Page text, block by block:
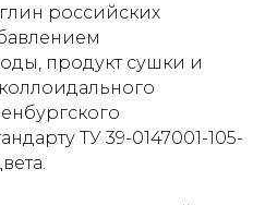
российских
продукт сушки и
ТУ 39-0147001-105-